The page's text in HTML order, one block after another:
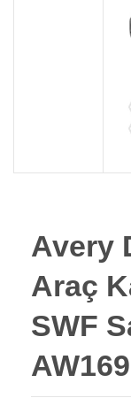
Avery
Araç
SWF